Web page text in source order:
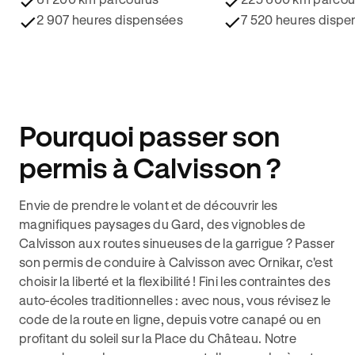
2 907 heures dispensées
7 520 heures
Pourquoi passer son
permis à Calvisson ?
Envie de prendre le volant et de découvrir les
magnifiques paysages du Gard, des vignobles de
Calvisson aux routes sinueuses de la garrigue ? Passer
son permis de conduire à Calvisson avec Ornikar, c'est
choisir la liberté et la flexibilité ! Fini les contraintes des
auto-écoles traditionnelles : avec nous, vous révisez le
code de la route en ligne, depuis votre canapé ou en
profitant du soleil sur la Place du Château. Notre